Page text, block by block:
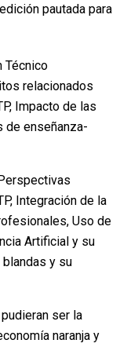
pautada para
Técnico
relacionados
Impacto de las
de enseñanza-
Integración de la
Uso de
Artificial y su
y su
ser la
naranja y